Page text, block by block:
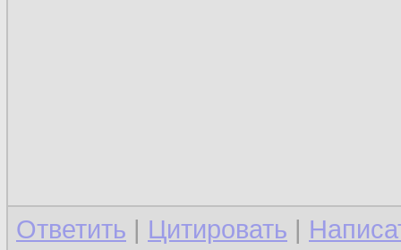
Ответить | Цитировать |